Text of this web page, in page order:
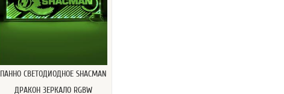
ПАННО СВЕТОДИОДНОЕ SHACMAN
ДРАКОН ЗЕРКАЛО RGBW